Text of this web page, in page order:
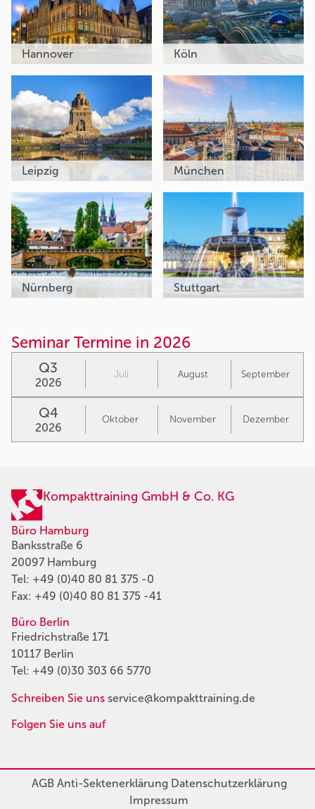
Hannover Köln
Leipzig München
Nürnberg Stuttgart
Seminar Termine in 2026
Q3
2026
Juli August September
Q4
2026
Oktober November Dezember
Kompakttraining GmbH & Co. KG
Büro Hamburg
Banksstraße 6
20097 Hamburg
Tel: +49 (0)40 80 81 375 -0
Fax: +49 (0)40 80 81 375 -41
Büro Berlin
Friedrichstraße 171
10117 Berlin
Tel: +49 (0)30 303 66 5770
Schreiben Sie uns service@kompakttraining.de
Folgen Sie uns auf
AGBAnti-SektenerklärungDatenschutzerklärung
Impressum